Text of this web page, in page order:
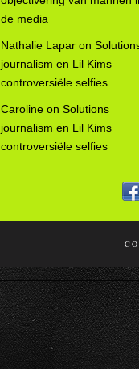
de media
Nathalie Lapar on
journalism en Lil Kims
controversiële selfies
Caroline on Solutions
journalism en Lil Kims
controversiële selfies